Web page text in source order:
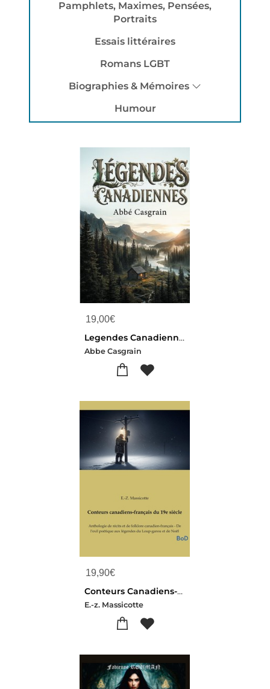
Pamphlets, Maximes, Pensées,
Portraits
Essais littéraires
Romans LGBT
Biographies & Mémoires
Humour
19,00€
Legendes Canadiennes : Voyage Dans L'imaginaire Des Contrees Du Nouveau Monde
Abbe Casgrain
19,90€
Conteurs Canadiens-francais Du 19e Siecle : Anthologie De Recits Et De Folklore Canadien-francais - De L'exil Poetique Aux Legendes Du Loup-garou Et De Noel
E.-z. Massicotte